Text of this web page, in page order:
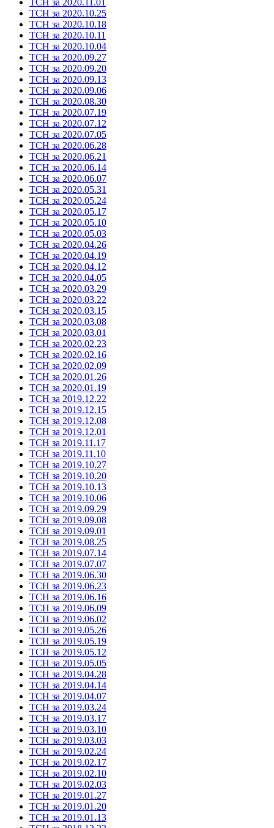
ТСН за 2020.10.25
ТСН за 2020.10.18
ТСН за 2020.10.11
ТСН за 2020.10.04
ТСН за 2020.09.27
ТСН за 2020.09.20
ТСН за 2020.09.13
ТСН за 2020.09.06
ТСН за 2020.08.30
ТСН за 2020.07.19
ТСН за 2020.07.12
ТСН за 2020.07.05
ТСН за 2020.06.28
ТСН за 2020.06.21
ТСН за 2020.06.14
ТСН за 2020.06.07
ТСН за 2020.05.31
ТСН за 2020.05.24
ТСН за 2020.05.17
ТСН за 2020.05.10
ТСН за 2020.05.03
ТСН за 2020.04.26
ТСН за 2020.04.19
ТСН за 2020.04.12
ТСН за 2020.04.05
ТСН за 2020.03.29
ТСН за 2020.03.22
ТСН за 2020.03.15
ТСН за 2020.03.08
ТСН за 2020.03.01
ТСН за 2020.02.23
ТСН за 2020.02.16
ТСН за 2020.02.09
ТСН за 2020.01.26
ТСН за 2020.01.19
ТСН за 2019.12.22
ТСН за 2019.12.15
ТСН за 2019.12.08
ТСН за 2019.12.01
ТСН за 2019.11.17
ТСН за 2019.11.10
ТСН за 2019.10.27
ТСН за 2019.10.20
ТСН за 2019.10.13
ТСН за 2019.10.06
ТСН за 2019.09.29
ТСН за 2019.09.08
ТСН за 2019.09.01
ТСН за 2019.08.25
ТСН за 2019.07.14
ТСН за 2019.07.07
ТСН за 2019.06.30
ТСН за 2019.06.23
ТСН за 2019.06.16
ТСН за 2019.06.09
ТСН за 2019.06.02
ТСН за 2019.05.26
ТСН за 2019.05.19
ТСН за 2019.05.12
ТСН за 2019.05.05
ТСН за 2019.04.28
ТСН за 2019.04.14
ТСН за 2019.04.07
ТСН за 2019.03.24
ТСН за 2019.03.17
ТСН за 2019.03.10
ТСН за 2019.03.03
ТСН за 2019.02.24
ТСН за 2019.02.17
ТСН за 2019.02.10
ТСН за 2019.02.03
ТСН за 2019.01.27
ТСН за 2019.01.20
ТСН за 2019.01.13